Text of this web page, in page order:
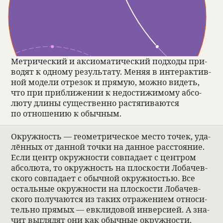
Мет­ри­че­ский и акси­о­ма­ти­че­ский под­ходы при­
во­дят к одному результату. Меняя в интер­ак­тив­
ной модели отре­зок и прямую, можно видеть,
что при при­ближе­нии к недо­стижимому абсо­
люту длины суще­ственно рас­тяги­ваются
по отноше­нию к обыч­ным.
Окруж­ность — геомет­ри­че­ское место точек, уда­
лён­ных от дан­ной точки на дан­ное рас­сто­я­ние.
Если центр окруж­но­сти совпа­дает с цен­тром
абсо­люта, то окруж­ность на плос­ко­сти Лоба­чев­
ского совпа­дает с обыч­ной окруж­но­стью. Все
осталь­ные окруж­но­сти на плос­ко­сти Лоба­чев­
ского полу­чаются из таких отраже­нием отно­си­
тельно прямых — евкли­до­вой инвер­сией. А зна­
чит выгля­дят они как обыч­ные окруж­но­сти,